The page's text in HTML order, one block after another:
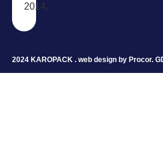
2014.
2024 KAROPACK . web design by Procor.